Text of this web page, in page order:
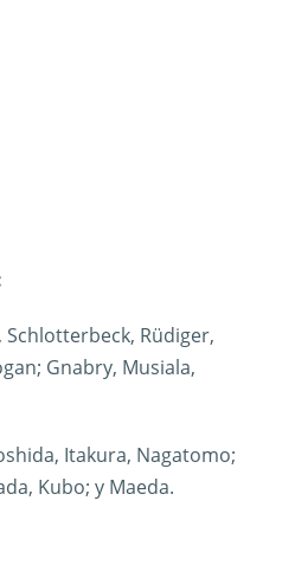
Schlotterbeck, Rüdiger,
Gnabry, Musiala,
Itakura, Nagatomo;
Kubo; y Maeda.